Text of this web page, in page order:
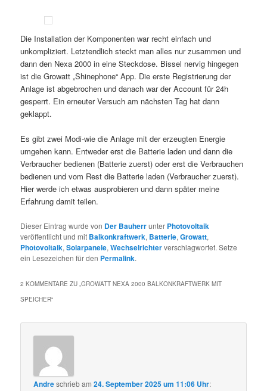
Die Installation der Komponenten war recht einfach und
unkompliziert. Letztendlich steckt man alles nur zusammen und
dann den Nexa 2000 in eine Steckdose. Bissel nervig hingegen
ist die Growatt „Shinephone“ App. Die erste Registrierung der
Anlage ist abgebrochen und danach war der Account für 24h
gesperrt. Ein erneuter Versuch am nächsten Tag hat dann
geklappt.
Es gibt zwei Modi-wie die Anlage mit der erzeugten Energie
umgehen kann. Entweder erst die Batterie laden und dann die
Verbraucher bedienen (Batterie zuerst) oder erst die Verbrauchen
bedienen und vom Rest die Batterie laden (Verbraucher zuerst).
Hier werde ich etwas ausprobieren und dann später meine
Erfahrung damit teilen.
Dieser Eintrag wurde von Der Bauherrunter Photovoltaik
veröffentlicht und mit Balkonkraftwerk, Batterie,Growatt,
Photovoltaik,Solarpanele,Wechselrichterverschlagwortet. Setze
ein Lesezeichen für den Permalink.
2 KOMMENTARE ZU „GROWATT NEXA 2000 BALKONKRAFTWERK MIT
SPEICHER“
Andreschriebam24. September 2025 um 11:06 Uhr: